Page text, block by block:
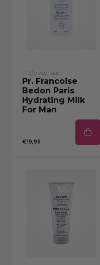
Op voorraad
Pr. Francoise
Bedon Paris
Hydrating Milk
For Man
€19,99